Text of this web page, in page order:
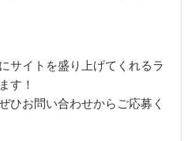
サイトを盛り上げてくれるラ
す！
ひお問い合わせからご応募く